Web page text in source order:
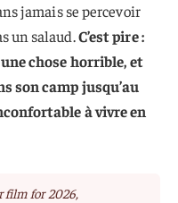
jamais se percevoir
un salaud.C’est pire :
chose horrible, et
son camp jusqu’au
à vivre en
film for 2026,